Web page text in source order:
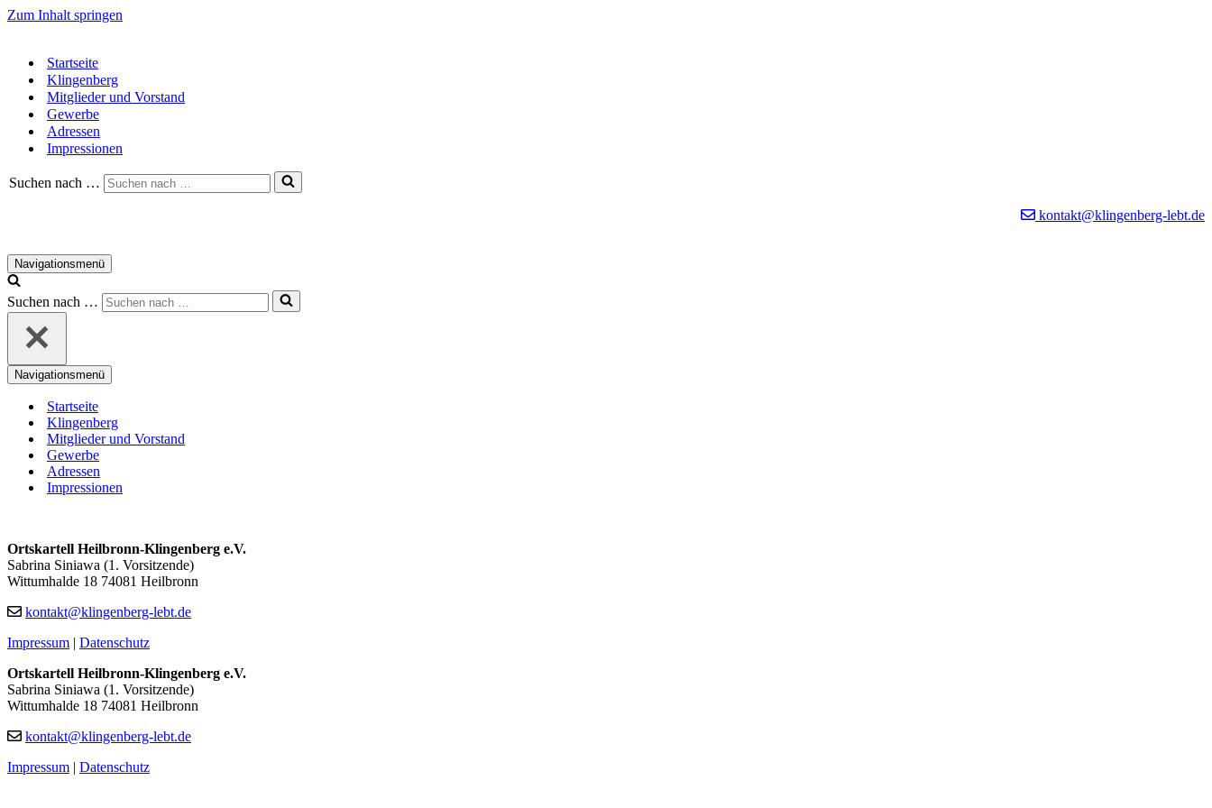
Zum Inhalt springen
Startseite
Klingenberg
Mitglieder und Vorstand
Gewerbe
Adressen
Impressionen
Suchen nach …
kontakt@klingenberg-lebt.de
Navigationsmenü
Suchen nach …
Navigationsmenü
Startseite
Klingenberg
Mitglieder und Vorstand
Gewerbe
Adressen
Impressionen
Ortskartell Heilbronn-Klingenberg e.V.
Sabrina Siniawa (1. Vorsitzende)
Wittumhalde 18 74081 Heilbronn
kontakt@klingenberg-lebt.de
Impressum | Datenschutz
Ortskartell Heilbronn-Klingenberg e.V.
Sabrina Siniawa (1. Vorsitzende)
Wittumhalde 18 74081 Heilbronn
kontakt@klingenberg-lebt.de
Impressum | Datenschutz